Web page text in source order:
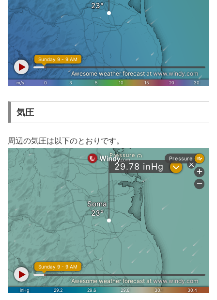
気圧
周辺の気圧は以下のとおりです。